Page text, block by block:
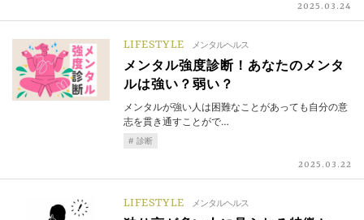
2025.03.24
LIFESTYLE メンタルヘルス
メンタル強度診断！あなたのメンタ
ルは強い？弱い？
メンタルが強い人は困難なことがあっても自分の意
志を貫き通すことがで…
診断
2025.03.22
LIFESTYLE メンタルヘルス